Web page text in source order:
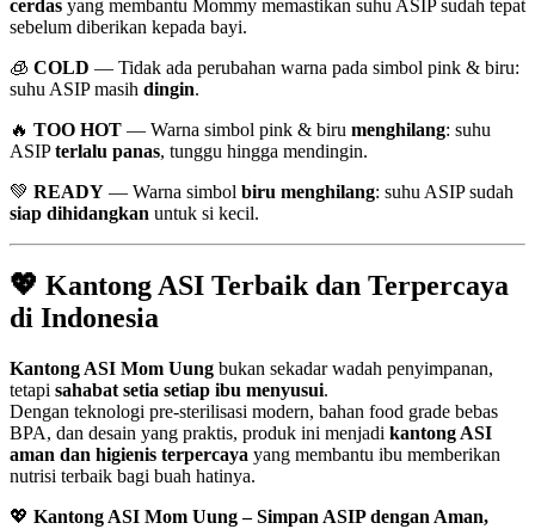
cerdas yang membantu Mommy memastikan suhu ASIP sudah tepat
sebelum diberikan kepada bayi.
🧊 COLD — Tidak ada perubahan warna pada simbol pink & biru:
suhu ASIP masih dingin.
🔥 TOO HOT — Warna simbol pink & biru menghilang: suhu
ASIPterlalu panas, tunggu hingga mendingin.
💚 READY — Warna simbol biru menghilang: suhu ASIP sudah
siap dihidangkan untuk si kecil.
💖 Kantong ASI Terbaik dan Terpercaya
di Indonesia
Kantong ASI Mom Uung bukan sekadar wadah penyimpanan,
tetapi sahabat setia setiap ibu menyusui.
Dengan teknologi pre-sterilisasi modern, bahan food grade bebas
BPA, dan desain yang praktis, produk ini menjadi kantong ASI
aman dan higienis terpercaya yang membantu ibu memberikan
nutrisi terbaik bagi buah hatinya.
💖 Kantong ASI Mom Uung – Simpan ASIP dengan Aman,